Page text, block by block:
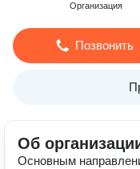
Организация
Позвонить
Об
Основным